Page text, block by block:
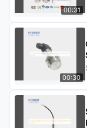
00:31
00:30
G1